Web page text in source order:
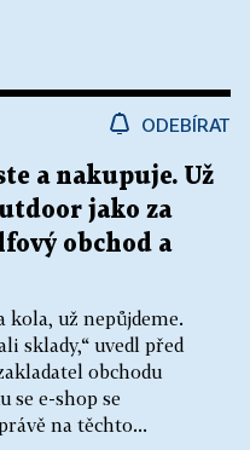
ODEBÍRAT
a nakupuje. Už
jako za
obchod a
kola, už nepůjdeme.
sklady,“ uvedl před
obchodu
se e-shop se
na těchto...